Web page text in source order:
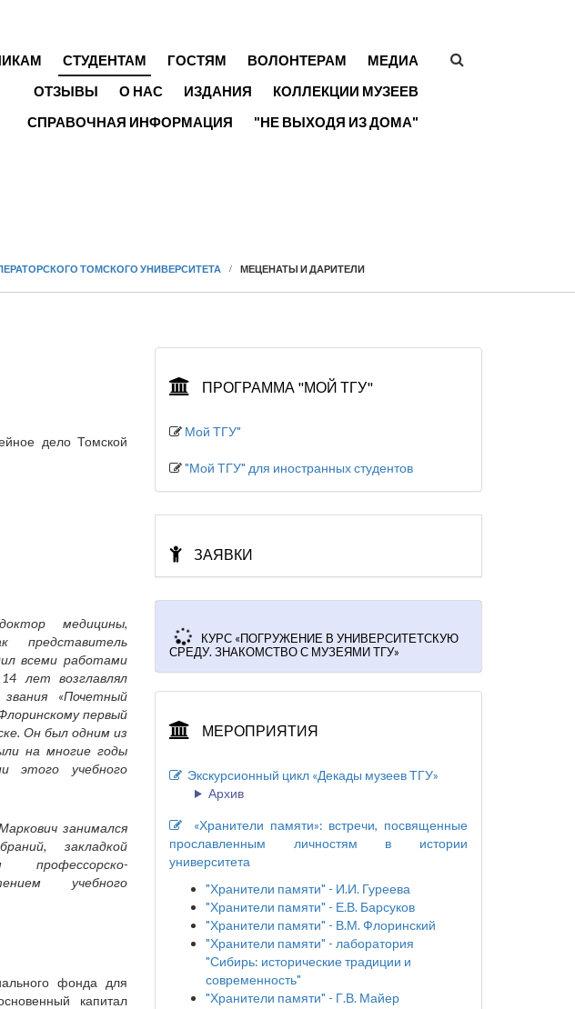
ФОРМА
СТУДЕНТАМ ГОСТЯМ ВОЛОНТЕРАМ
МЕДИА
ОТЗЫВЫ
О НАС ИЗДАНИЯ
КОЛЛЕКЦИИ МУЗЕЕВ
СПРАВОЧНАЯ ИНФОРМАЦИЯ
"НЕ ВЫХОДЯ ИЗ ДОМА"
ТОМСКОГО УНИВЕРСИТЕТА МЕЦЕНАТЫ И ДАРИТЕЛИ
дело Томской
медицины,
представитель
всеми работами
лет возглавлял
«Почетный
первый
Он был одним из
на многие годы
этого учебного
занимался
закладкой
профессорско-
учебного
фонда для
капитал
ПРОГРАММА "МОЙ ТГУ"
Мой ТГУ"
"Мой ТГУ" для иностранных студентов
ЗАЯВКИ
КУРС «ПОГРУЖЕНИЕ В УНИВЕРСИТЕТСКУЮ
СРЕДУ. ЗНАКОМСТВО С МУЗЕЯМИ ТГУ»
МЕРОПРИЯТИЯ
Экскурсионный цикл «Декады музеев ТГУ»
Архив
«Хранители памяти»: встречи, посвященные
прославленным личностям в истории
университета
"Хранители памяти" - И.И. Гуреева
"Хранители памяти" - Е.В. Барсуков
"Хранители памяти" - В.М. Флоринский
"Хранители памяти" - лаборатория
"Сибирь: исторические традиции и
современность"
"Хранители памяти" - Г.В. Майер